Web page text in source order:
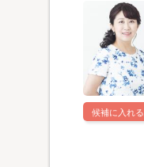
候補に入れる